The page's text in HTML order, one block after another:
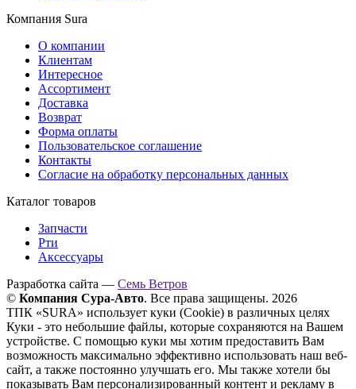
Компания Sura
О компании
Клиентам
Интересное
Ассортимент
Доставка
Возврат
Форма оплаты
Пользовательское соглашение
Контакты
Согласие на обработку персональных данных
Каталог товаров
Запчасти
Рти
Аксессуары
Разработка сайта — Семь Ветров
© Компания Сура-Авто. Все права защищены. 2026
ТПК «SURA» использует куки (Cookie) в различных целях
Куки - это небольшие файлы, которые сохраняются на Вашем
устройстве. С помощью куки мы хотим предоставить Вам
возможность максимально эффективно использовать наш веб-
сайт, а также постоянно улучшать его. Мы также хотели бы
показывать Вам персонализированный контент и рекламу в